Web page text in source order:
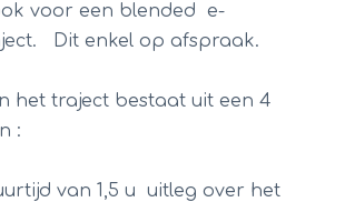
voor een blended e-
Dit enkel op afspraak.
het traject bestaat uit een 4
:
van 1,5 u uitleg over het